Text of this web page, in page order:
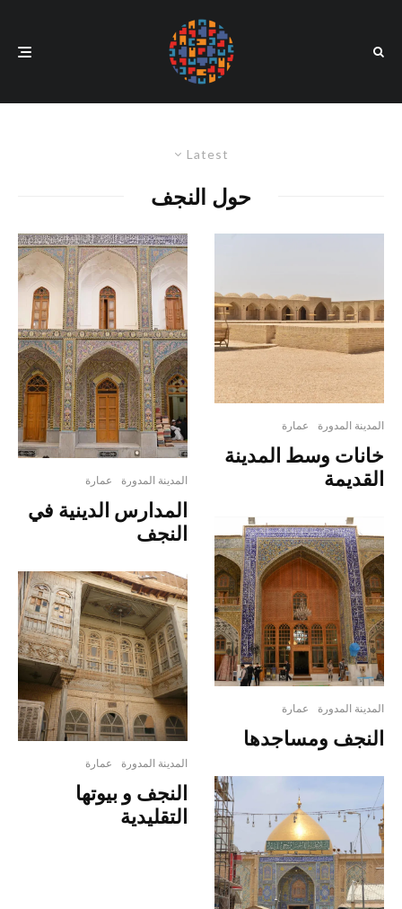
Latest
حول النجف
المدينة المدورة عمارة
خانات وسط المدينة
القديمة
المدينة المدورة عمارة
النجف ومساجدها
المدينة المدورة عمارة
المدارس الدينية في
النجف
المدينة المدورة عمارة
النجف و بيوتها
التقليدية